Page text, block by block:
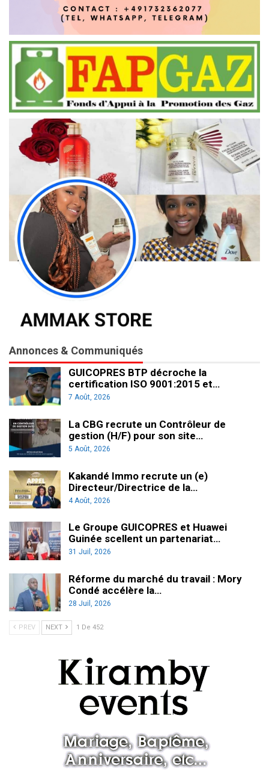
Annonces & Communiqués
GUICOPRES BTP décroche la
certification ISO 9001:2015 et…
7 Août, 2026
La CBG recrute un Contrôleur de
gestion (H/F) pour son site…
5 Août, 2026
Kakandé Immo recrute un (e)
Directeur/Directrice de la…
4 Août, 2026
Le Groupe GUICOPRES et Huawei
Guinée scellent un partenariat…
31 Juil, 2026
Réforme du marché du travail : Mory
Condé accélère la…
28 Juil, 2026
PREV NEXT 1 De 452